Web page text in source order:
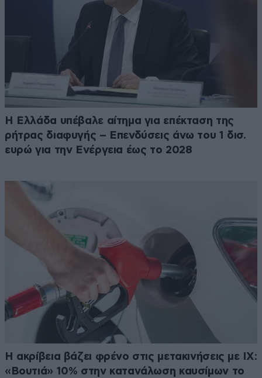
Η Ελλάδα υπέβαλε αίτημα για επέκταση της
ρήτρας διαφυγής – Επενδύσεις άνω του 1 δισ.
ευρώ για την Ενέργεια έως το 2028
Η ακρίβεια βάζει φρένο στις μετακινήσεις με ΙΧ:
«Βουτιά» 10% στην κατανάλωση καυσίμων το